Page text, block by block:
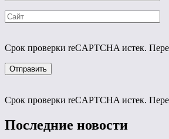
Срок проверки reCAPTCHA истек.
Срок проверки reCAPTCHA истек.
Последние новости